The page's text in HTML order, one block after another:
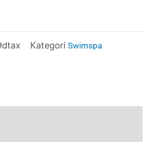
Kategori Swimspa